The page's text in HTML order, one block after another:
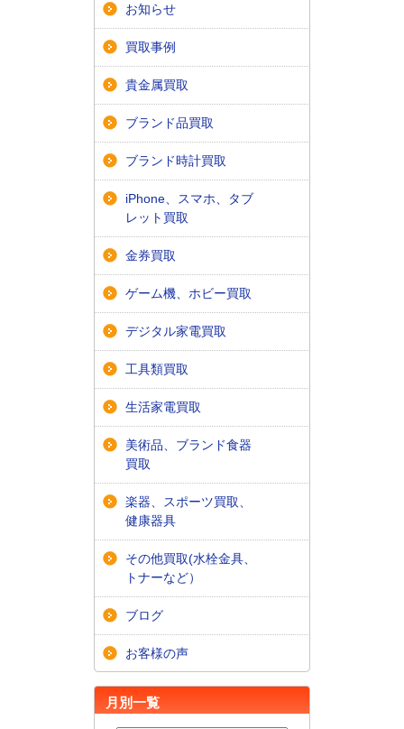
お知らせ
買取事例
貴金属買取
ブランド品買取
ブランド時計買取
iPhone、スマホ、タブ
レット買取
金券買取
ゲーム機、ホビー買取
デジタル家電買取
工具類買取
生活家電買取
美術品、ブランド食器
買取
楽器、スポーツ買取、
健康器具
その他買取(水栓金具、
トナーなど）
ブログ
お客様の声
月別一覧